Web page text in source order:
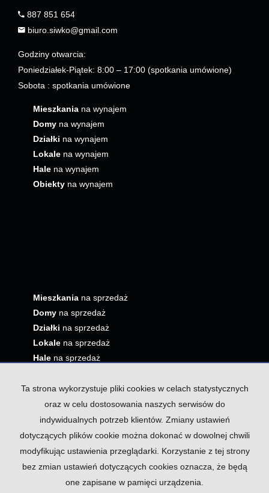
887 851 654
biuro.siwko@gmail.com
Godziny otwarcia:
Poniedziałek-Piątek: 8:00 – 17:00 (spotkania umówione)
Sobota : spotkania umówione
Mieszkania na wynajem
Domy na wynajem
Działki na wynajem
Lokale na wynajem
Hale na wynajem
Obiekty na wynajem
Mieszkania na sprzedaż
Domy na sprzedaż
Działki na sprzedaż
Lokale na sprzedaż
Hale na sprzedaż
Ta strona wykorzystuje pliki cookies w celach statystycznych
oraz w celu dostosowania naszych serwisów do
indywidualnych potrzeb klientów. Zmiany ustawień
dotyczących plików cookie można dokonać w dowolnej chwili
modyfikując ustawienia przeglądarki. Korzystanie z tej strony
bez zmian ustawień dotyczących cookies oznacza, że będą
one zapisane w pamięci urządzenia.